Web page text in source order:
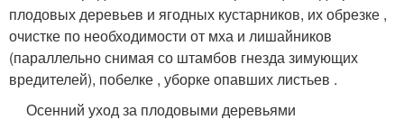
плодовых деревьев и ягодных кустарников, их обрезке ,
очистке по необходимости от мха и лишайников
(параллельно снимая со штамбов гнезда зимующих
вредителей), побелке , уборке опавших листьев .
Осенний уход за плодовыми деревьями